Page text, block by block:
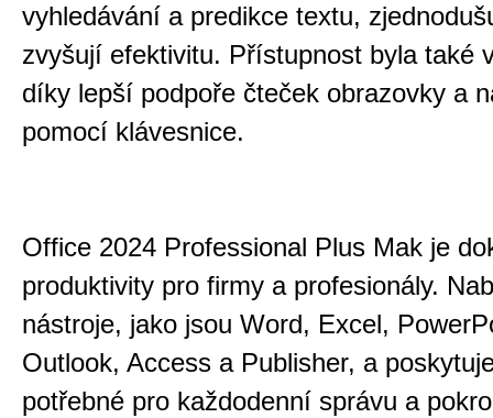
vyhledávání a predikce textu,
zvyšují efektivitu. Přístupnost byla také
díky lepší podpoře čteček obrazovky a
pomocí klávesnice.
Office 2024 Professional Plus Mak je
produktivity pro firmy a profesionály.
nástroje, jako jsou Word, Excel,
Outlook, Access a Publisher, a
potřebné pro každodenní správu a